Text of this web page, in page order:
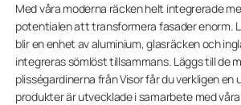
Med våra moderna räcken helt integrerade
potentialen att transformera fasader enorm.
blir en enhet av aluminium, glasräcken och
integreras sömlöst tillsammans. Läggs till de
plisségardinerna från Visor får du verkligen en
produkter är utvecklade i samarbete med